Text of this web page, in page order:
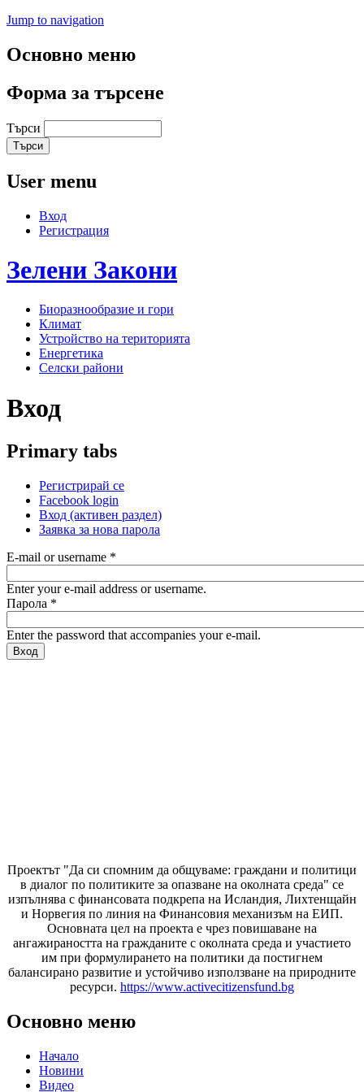
Jump to navigation
Основно меню
Форма за търсене
Търси
User menu
Вход
Регистрация
Зелени Закони
Биоразнообразие и гори
Климат
Устройство на територията
Енергетика
Селски райони
Вход
Primary tabs
Регистрирай се
Facebook login
Вход (активен раздел)
Заявка за нова парола
E-mail or username *
Enter your e-mail address or username.
Парола *
Enter the password that accompanies your e-mail.
Проектът "Да си спомним да общуваме: граждани и политици
в диалог по политиките за опазване на околната среда" се
изпълнява с финансовата подкрепа на Исландия, Лихтенщайн
и Норвегия по линия на Финансовия механизъм на ЕИП.
Основната цел на проекта е чрез повишаване на
ангажираността на гражданите с околната среда и участието
им при формулирането на политики да постигнем
балансирано развитие и устойчиво използване на природните
ресурси. https://www.activecitizensfund.bg
Основно меню
Начало
Новини
Видео